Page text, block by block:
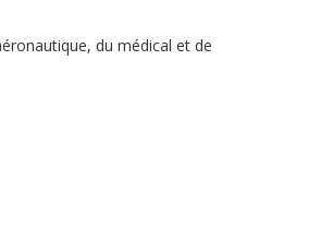
du médical et de